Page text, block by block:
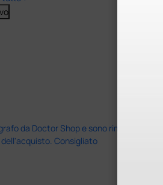
da Doctor Shop e sono rimasto
Consigliato